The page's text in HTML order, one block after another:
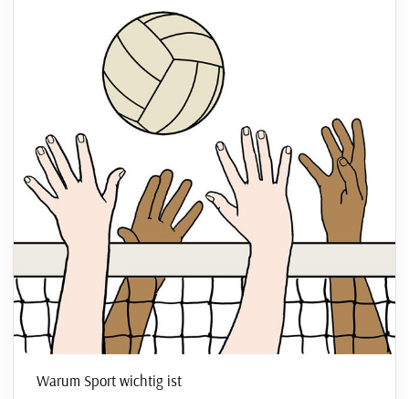
Warum Sport wichtig ist